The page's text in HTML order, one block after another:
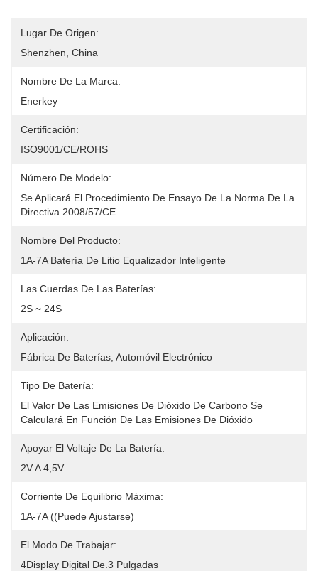
Lugar De Origen:
Shenzhen, China
Nombre De La Marca:
Enerkey
Certificación:
ISO9001/CE/ROHS
Número De Modelo:
Se Aplicará El Procedimiento De Ensayo De La Norma De La
Directiva 2008/57/CE.
Nombre Del Producto:
1A-7A Batería De Litio Equalizador Inteligente
Las Cuerdas De Las Baterías:
2S ~ 24S
Aplicación:
Fábrica De Baterías, Automóvil Electrónico
Tipo De Batería:
El Valor De Las Emisiones De Dióxido De Carbono Se
Calculará En Función De Las Emisiones De Dióxido
Apoyar El Voltaje De La Batería:
2V A 4,5V
Corriente De Equilibrio Máxima:
1A-7A ((Puede Ajustarse)
El Modo De Trabajar:
4Display Digital De.3 Pulgadas